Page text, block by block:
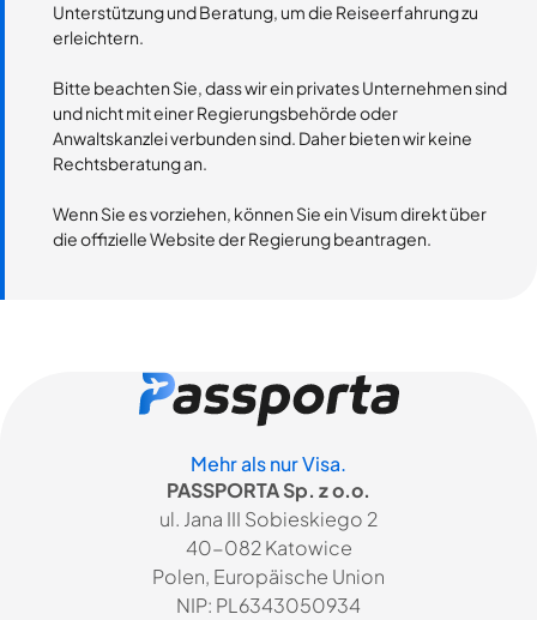
Unterstützung und Beratung, um die Reiseerfahrung zu
erleichtern.
Bitte beachten Sie, dass wir ein privates Unternehmen sind
und nicht mit einer Regierungsbehörde oder
Anwaltskanzlei verbunden sind. Daher bieten wir keine
Rechtsberatung an.
Wenn Sie es vorziehen, können Sie ein Visum direkt über
die offizielle Website der Regierung beantragen.
Mehr als nur Visa.
PASSPORTA Sp. z o.o.
ul. Jana III Sobieskiego 2
40-082 Katowice
Polen, Europäische Union
NIP: PL6343050934